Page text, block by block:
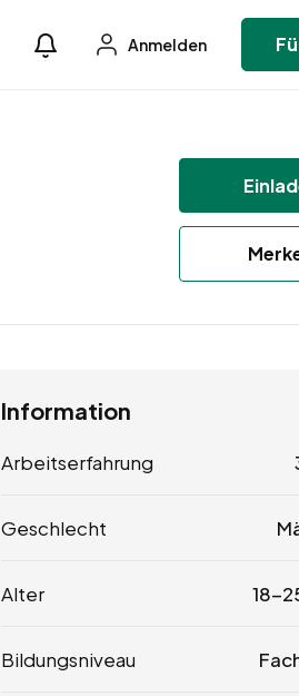
Anmelden
Information
Arbeitserfahrung
Geschlecht
Alter 18-
Bildungsniveau